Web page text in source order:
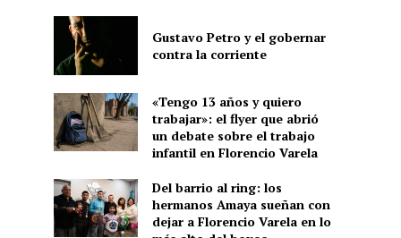
Gustavo Petro y el gobernar
contra la corriente
«Tengo 13 años y quiero
trabajar»: el flyer que abrió
un debate sobre el trabajo
infantil en Florencio Varela
Del barrio al ring: los
hermanos Amaya sueñan con
dejar a Florencio Varela en lo